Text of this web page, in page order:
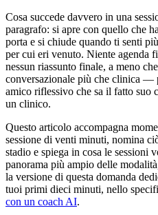
Cosa succede davvero in una
paragrafo: si apre con quello che
porta e si chiude quando ti senti
per cui eri venuto. Niente agenda
nessun riassunto finale, a meno
conversazionale più che clinica —
amico riflessivo che sa il fatto suo
un clinico.
Questo articolo accompagna
sessione di venti minuti, nomina
stadio e spiega in cosa le sessioni
panorama più ampio delle
la versione di questa domanda
tuoi primi dieci minuti, nello
con un coach AI.